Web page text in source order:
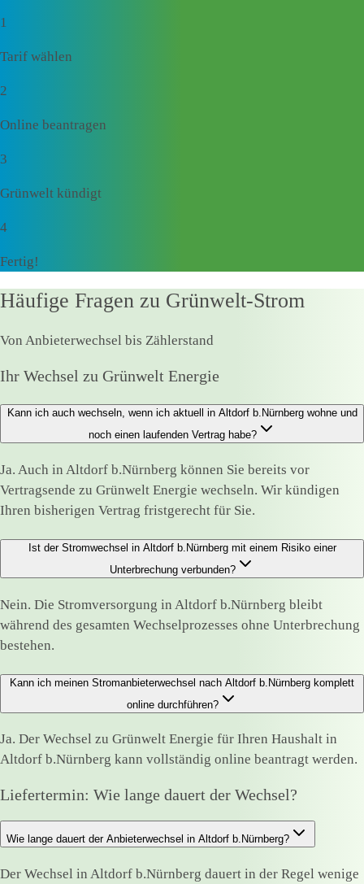
1
Tarif wählen
2
Online beantragen
3
Grünwelt kündigt
4
Fertig!
Häufige Fragen zu Grünwelt-Strom
Von Anbieterwechsel bis Zählerstand
Ihr Wechsel zu Grünwelt Energie
Kann ich auch wechseln, wenn ich aktuell in Altdorf b.Nürnberg wohne und
noch einen laufenden Vertrag habe?
Ja. Auch in Altdorf b.Nürnberg können Sie bereits vor
Vertragsende zu Grünwelt Energie wechseln. Wir kündigen
Ihren bisherigen Vertrag fristgerecht für Sie.
Ist der Stromwechsel in Altdorf b.Nürnberg mit einem Risiko einer
Unterbrechung verbunden?
Nein. Die Stromversorgung in Altdorf b.Nürnberg bleibt
während des gesamten Wechselprozesses ohne Unterbrechung
bestehen.
Kann ich meinen Stromanbieterwechsel nach Altdorf b.Nürnberg komplett
online durchführen?
Ja. Der Wechsel zu Grünwelt Energie für Ihren Haushalt in
Altdorf b.Nürnberg kann vollständig online beantragt werden.
Liefertermin: Wie lange dauert der Wechsel?
Wie lange dauert der Anbieterwechsel in Altdorf b.Nürnberg?
Der Wechsel in Altdorf b.Nürnberg dauert in der Regel wenige